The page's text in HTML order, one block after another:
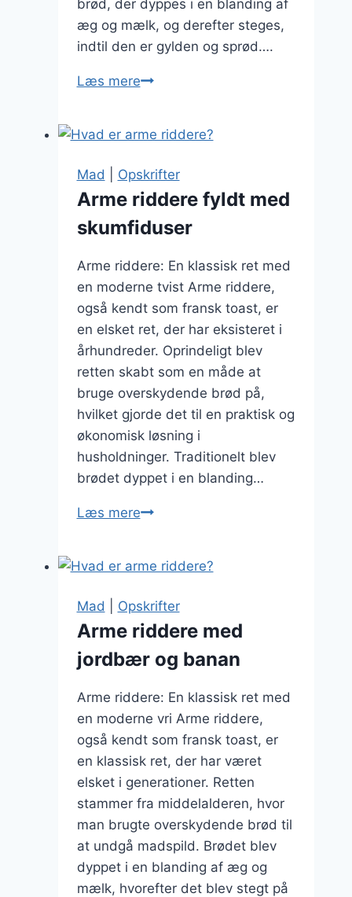
brød, der dyppes i en blanding af
æg og mælk, og derefter steges,
indtil den er gylden og sprød….
Læs mereArme
sukker:
Den
version
Mad Opskrifter
Arme riddere fyldt med
skumfiduser
Arme riddere: En klassisk ret med
en moderne tvist Arme riddere,
også kendt som fransk toast, er
en elsket ret, der har eksisteret i
århundreder. Oprindeligt blev
retten skabt som en måde at
bruge overskydende brød på,
hvilket gjorde det til en praktisk og
økonomisk løsning i
husholdninger. Traditionelt blev
brødet dyppet i en blanding…
Læs mereArme
med
skumfiduser
Mad Opskrifter
Arme riddere med
jordbær og banan
Arme riddere: En klassisk ret med
en moderne vri Arme riddere,
også kendt som fransk toast, er
en klassisk ret, der har været
elsket i generationer. Retten
stammer fra middelalderen, hvor
man brugte overskydende brød til
at undgå madspild. Brødet blev
dyppet i en blanding af æg og
mælk, hvorefter det blev stegt på